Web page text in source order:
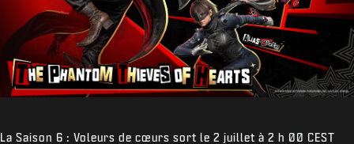
La Saison 6 : Voleurs de cœurs sort le 2 juillet à 2 h 00 CEST